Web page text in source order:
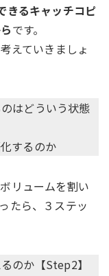
きるキャッチコピ
です。
えていきましょ
はどういう状態
するのか
リュームを割い
たら、３ステッ
のか【Step2】